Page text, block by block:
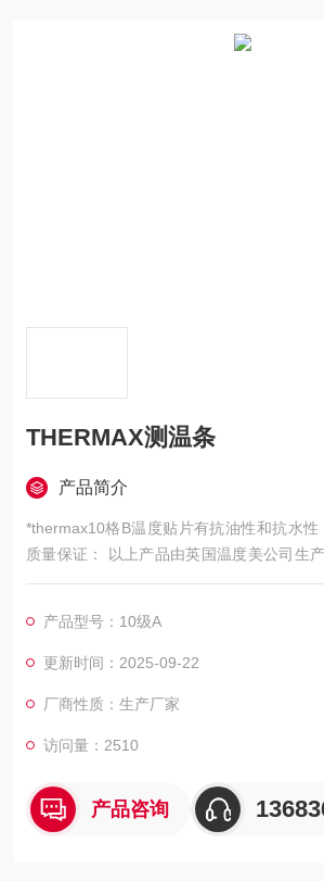
THERMAX测温条
产品简介
*thermax10格B温度贴片有抗油性和抗水性
质量保证： 以上产品由英国温度美公司生
纸,感温线,测温线,测温贴片
产品型号：10级A
更新时间：2025-09-22
厂商性质：生产厂家
访问量：2510
产品咨询